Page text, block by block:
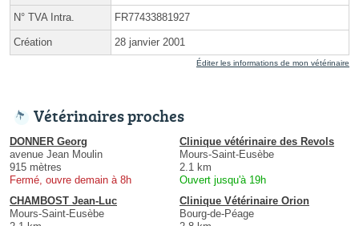
N° TVA Intra. FR77433881927
Création 28 janvier 2001
Éditer les informations de mon vétérinaire
Vétérinaires proches
DONNER Georg
avenue Jean Moulin
915 mètres
Fermé, ouvre demain à 8h
Clinique vétérinaire des Revols
Mours-Saint-Eusèbe
2.1 km
Ouvert jusqu'à 19h
CHAMBOST Jean-Luc
Mours-Saint-Eusèbe
Clinique Vétérinaire Orion
Bourg-de-Péage